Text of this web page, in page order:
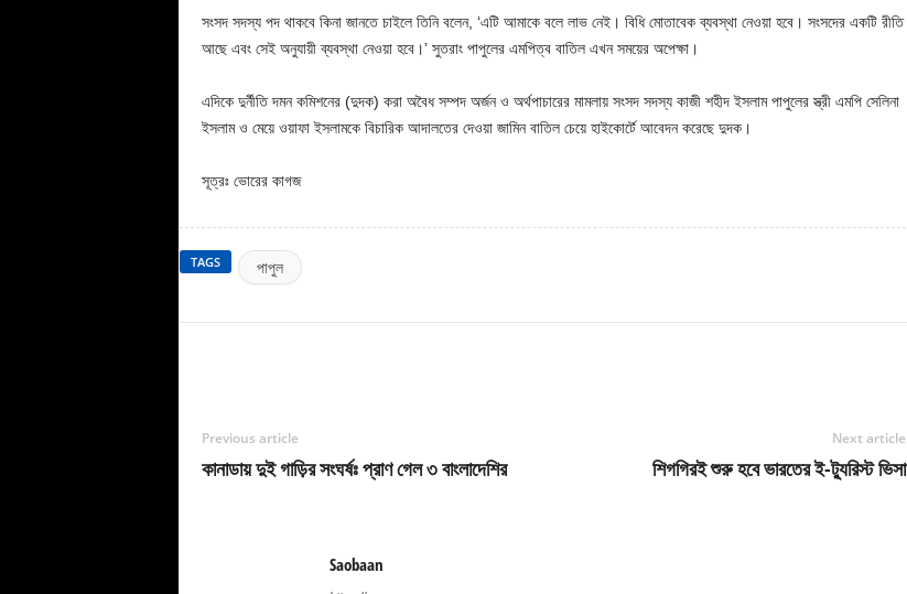
সংসদ সদস্য পদ থাকবে কিনা জানতে চাইলে তিনি বলেন, ‘এটি আমাকে বলে লাভ নেই। বিধি মোতাবেক ব্যবস্থা নেওয়া হবে। সংসদের একটি রীতি
আছে এবং সেই অনুযায়ী ব্যবস্থা নেওয়া হবে।’ সুতরাং পাপুলের এমপিত্ব বাতিল এখন সময়ের অপেক্ষা।
এদিকে দুর্নীতি দমন কমিশনের (দুদক) করা অবৈধ সম্পদ অর্জন ও অর্থপাচারের মামলায় সংসদ সদস্য কাজী শহীদ ইসলাম পাপুলের স্ত্রী এমপি সেলিনা
ইসলাম ও মেয়ে ওয়াফা ইসলামকে বিচারিক আদালতের দেওয়া জামিন বাতিল চেয়ে হাইকোর্টে আবেদন করেছে দুদক।
সূত্রঃ ভোরের কাগজ
TAGS পাপুল
Previous article
কানাডায় দুই গাড়ির সংঘর্ষঃ প্রাণ গেল ৩ বাংলাদেশির
Next article
শিগগিরই শুরু হবে ভারতের ই-ট্যুরিস্ট ভিসা
Saobaan